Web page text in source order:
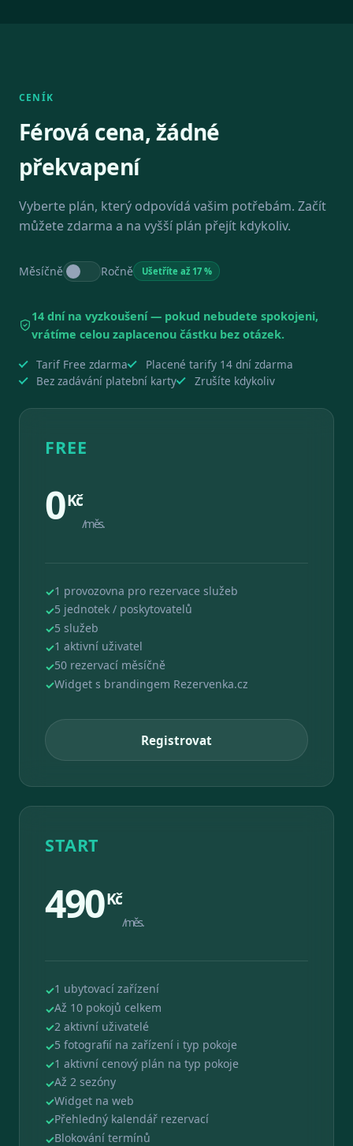
CENÍK
Férová cena, žádné
překvapení
Vyberte plán, který odpovídá vašim potřebám. Začít
můžete zdarma a na vyšší plán přejít kdykoliv.
MěsíčněPřepnout roční fakturaci
Ročně Ušetříte až 17 %
14 dní na vyzkoušení — pokud nebudete spokojeni,
vrátíme celou zaplacenou částku bez otázek.
Tarif Free zdarma
Placené tarify 14 dní zdarma
Bez zadávání platební karty
Zrušíte kdykoliv
FREE
0Kč
/měs.
1 provozovna pro rezervace služeb
5 jednotek / poskytovatelů
5 služeb
1 aktivní uživatel
50 rezervací měsíčně
Widget s brandingem Rezervenka.cz
Registrovat
START
490Kč
/měs.
1 ubytovací zařízení
Až 10 pokojů celkem
2 aktivní uživatelé
5 fotografií na zařízení i typ pokoje
1 aktivní cenový plán na typ pokoje
Až 2 sezóny
Widget na web
Přehledný kalendář rezervací
Blokování termínů